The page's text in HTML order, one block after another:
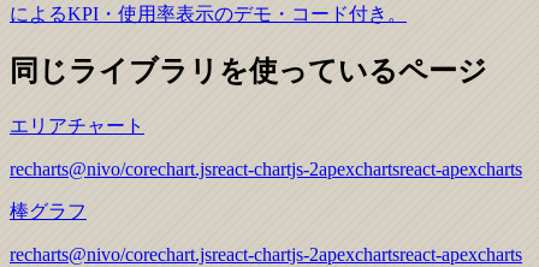
によるKPI・使用率表示のデモ・コード付き。
同じライブラリを使っているページ
エリアチャート
recharts@nivo/corechart.jsreact-chartjs-2apexchartsreact-apexcharts
棒グラフ
recharts@nivo/corechart.jsreact-chartjs-2apexchartsreact-apexcharts